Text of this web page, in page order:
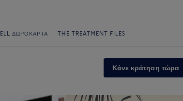
ΔΩΡΟΚΆΡΤΑ THE TREATMENT FILES
Κάνε κράτηση τώρα